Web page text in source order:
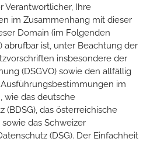
Verantwortlicher, Ihre
im Zusammenhang mit dieser
Domain (im Folgenden
abrufbar ist, unter Beachtung der
insbesondere der
(DSGVO) sowie den allfällig
im
wie das deutsche
(BDSG), das österreichische
das Schweizer
(DSG). Der Einfachheit